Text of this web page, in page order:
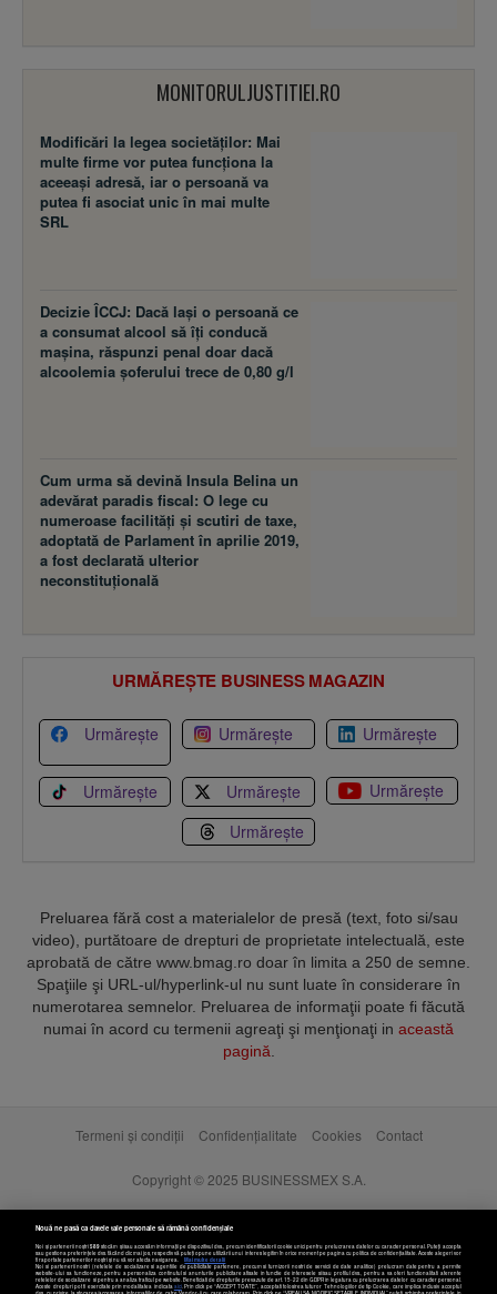
MONITORULJUSTITIEI.RO
Modificări la legea societăţilor: Mai
multe firme vor putea funcţiona la
aceeaşi adresă, iar o persoană va
putea fi asociat unic în mai multe
SRL
Decizie ÎCCJ: Dacă laşi o persoană ce
a consumat alcool să îţi conducă
maşina, răspunzi penal doar dacă
alcoolemia şoferului trece de 0,80 g/l
Cum urma să devină Insula Belina un
adevărat paradis fiscal: O lege cu
numeroase facilităţi şi scutiri de taxe,
adoptată de Parlament în aprilie 2019,
a fost declarată ulterior
neconstituţională
URMĂREȘTE BUSINESS MAGAZIN
Urmărește Urmărește Urmărește
Urmărește Urmărește
Urmărește
Urmărește
Preluarea fără cost a materialelor de presă (text, foto si/sau
video), purtătoare de drepturi de proprietate intelectuală, este
aprobată de către www.bmag.ro doar în limita a 250 de semne.
Spaţiile şi URL-ul/hyperlink-ul nu sunt luate în considerare în
numerotarea semnelor. Preluarea de informaţii poate fi făcută
numai în acord cu termenii agreaţi şi menţionaţi in această
pagină
Termeni și condiții Confidențialitate Cookies Contact
Copyright © 2025 BUSINESSMEX S.A.
Nouă ne pasă ca datele tale personale să rămână confidențiale
Noi și partenerii noștri589stocăm și/sau accesăm informații pe dispozitivul dvs., precum identificatorii cookie unici pentru prelucrarea datelor cu caracter personal. Puteți accepta
sau gestiona preferințele dvs. făcând clic mai jos, respectiv vă puteți opune utilizării unui interes legitim în orice moment pe pagina cu politica de confidențialitate. Aceste alegeri vor
fi raportate partenerilor noștri și nu vă vor afecta navigarea.
Mai multe detalii
Noi si partenerii nostri (retelele de socializare si agentiile de publicitate partenere, precum si furnizorii nostri de servicii de date analitice) prelucram date pentru a permite
website-ului sa functioneze, pentru a personaliza continutul si anunturile publicitare afisate in functie de interesele si/sau profilul dvs., pentru a va oferi functionalitati aferente
retelelor de socializare si pentru a analiza traficul pe website. Beneficiati de drepturile prevazute de art. 15-22 din GDPR in legatura cu prelucrarea datelor cu caracter personal.
Aceste drepturi pot fi exercitate prin modalitatea indicataaici. Prin click pe “ACCEPT TOATE”, acceptati folosirea tuturor Tehnologiilor de tip Cookie, care implica inclusiv acceptul
dvs. cu privire la stocarea/accesarea informatiilor de catre Vendor-ii cu care colaboram. Prin click pe “VREAU SA MODIFIC SETARILE INDIVIDUAL” puteti schimba preferintele in